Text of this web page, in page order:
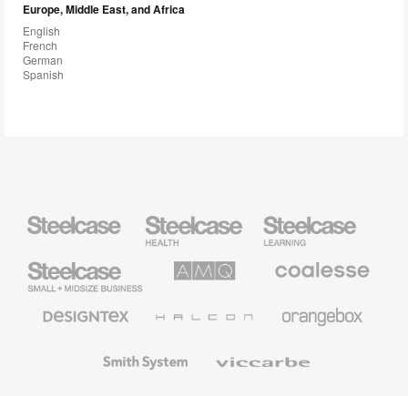
Europe, Middle East, and Africa
English
French
German
Spanish
Health
Furniture
Education
Furniture
Small
Business
Solutions
Premium
Textiles
System